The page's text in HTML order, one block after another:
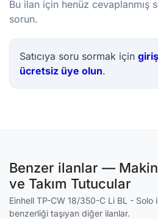
Bu ilan için henüz cevaplanmış
sorun.
Satıcıya soru sormak için
ücretsiz üye olun.
Benzer ilanlar —
ve Takım Tutucular
Einhell TP-CW 18/350-C Li BL - Solo
benzerliği taşıyan diğer ilanlar.